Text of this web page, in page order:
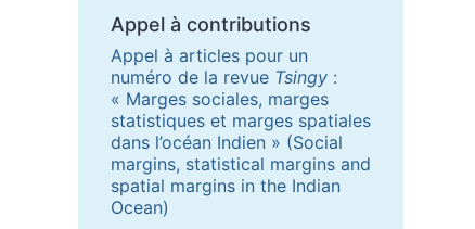
Appel à contributions
Appel à articles pour un
numéro de la revue Tsingy :
« Marges sociales, marges
statistiques et marges spatiales
dans l’océan Indien » (Social
margins, statistical margins and
spatial margins in the Indian
Ocean)